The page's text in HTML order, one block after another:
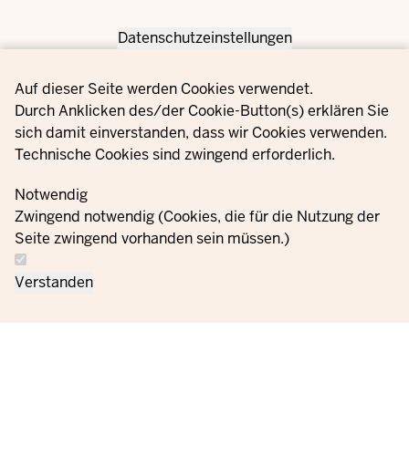
Privacy settings
Datenschutzeinstellungen
Auf dieser Seite werden Cookies verwendet.
Durch Anklicken des/der Cookie-Button(s) erklären Sie
sich damit einverstanden, dass wir Cookies verwenden.
Technische Cookies sind zwingend erforderlich.
Notwendig
Zwingend notwendig (Cookies, die für die Nutzung der
Seite zwingend vorhanden sein müssen.)
Verstanden